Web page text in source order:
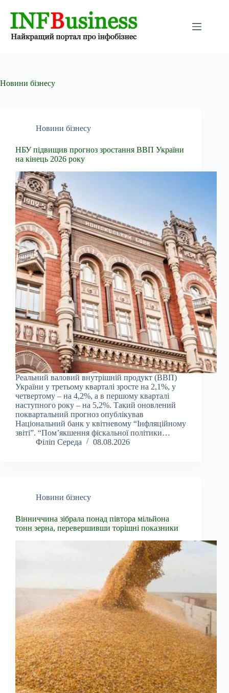
Новини бізнесу
Новини бізнесу
НБУ підвищив прогноз зростання ВВП України
на кінець 2026 року
Реальний валовий внутрішній продукт (ВВП)
України у третьому кварталі зросте на 2,1%, у
четвертому – на 4,2%, а в першому кварталі
наступного року – на 5,2%. Такий оновлений
поквартальний прогноз опублікував
Національний банк у квітневому “Інфляційному
звіті”. “Пом’якшення фіскальної політики…
Філіп Середа
08.08.2026
Новини бізнесу
Вінниччина зібрала понад півтора мільйона
тонн зерна, перевершивши торішні показники